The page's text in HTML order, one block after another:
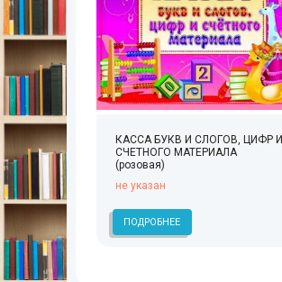
КАССА БУКВ И СЛОГОВ, ЦИФР И
СЧЕТНОГО МАТЕРИАЛА
(розовая)
не указан
ПОДРОБНЕЕ